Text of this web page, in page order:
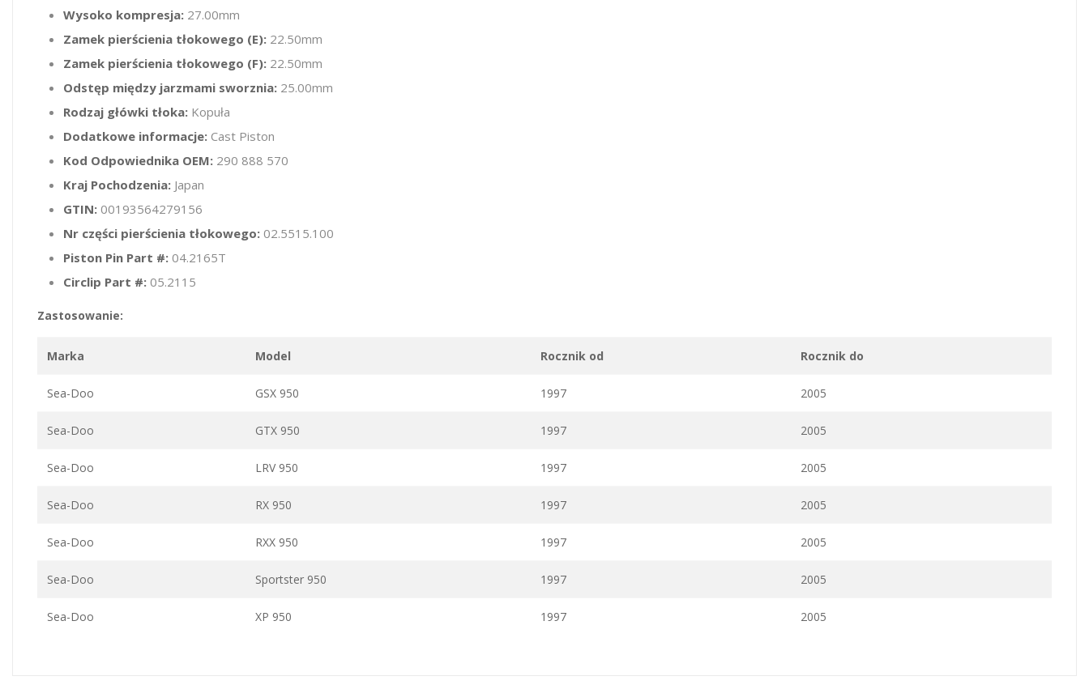
Wysoko kompresja: 27.00mm
Zamek pierścienia tłokowego (E): 22.50mm
Zamek pierścienia tłokowego (F): 22.50mm
Odstęp między jarzmami sworznia: 25.00mm
Rodzaj główki tłoka: Kopuła
Dodatkowe informacje: Cast Piston
Kod Odpowiednika OEM: 290 888 570
Kraj Pochodzenia: Japan
GTIN: 00193564279156
Nr części pierścienia tłokowego: 02.5515.100
Piston Pin Part #: 04.2165T
Circlip Part #: 05.2115
Zastosowanie:
Marka Model Rocznik od Rocznik do
Sea-Doo GSX 950 1997 2005
Sea-Doo GTX 950 1997 2005
Sea-Doo LRV 950 1997 2005
Sea-Doo RX 950 1997 2005
Sea-Doo RXX 950 1997 2005
Sea-Doo Sportster 950 1997 2005
Sea-Doo XP 950 1997 2005